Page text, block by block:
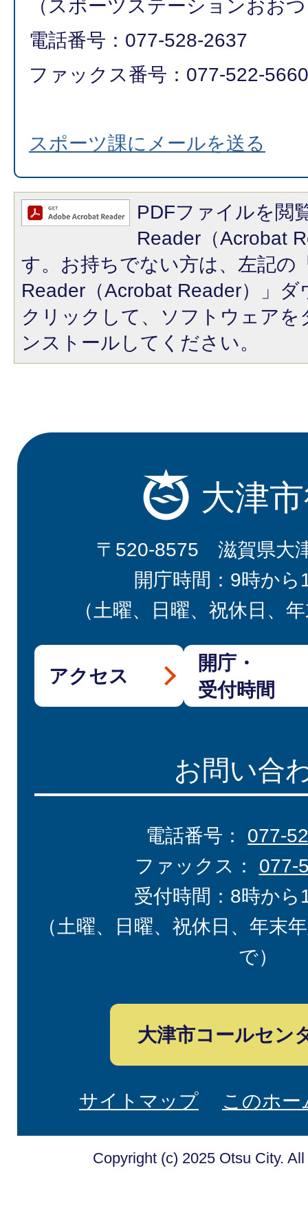
（スポーツステーションおお
電話番号：077-528-2637
ファックス番号：077-522-5660
スポーツ課にメールを送る
PDFファイルを閲
Reader（Acrobat
す。お持ちでない方は、左記の
Reader（Acrobat Reader）」
クリックして、ソフトウェア
ンストールしてください。
大津
〒520-8575 滋賀県大
開庁時間：9時から
（土曜、日曜、祝休日、
アクセス
開庁・
受付時間
お問い合
電話番号： 077-
ファックス： 077-
受付時間：8時から
（土曜、日曜、祝休日、年末
で）
大津市コールセン
サイトマップ このホ
Copyright (c) 2025 Otsu City.